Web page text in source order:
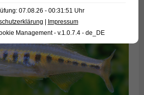
07.08.26 - 00:31:51 Uhr
| Impressum
Management - v.1.0.7.4 - de_DE